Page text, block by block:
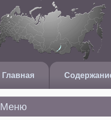
Главная
Меню